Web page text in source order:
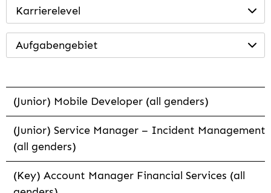
Karrierelevel
Aufgabengebiet
(Junior) Mobile Developer (all genders)
(Junior) Service Manager – Incident Management
(all genders)
(Key) Account Manager Financial Services (all